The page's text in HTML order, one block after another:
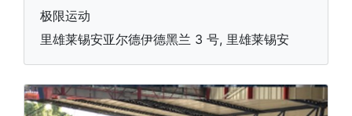
极限运动
里雄莱锡安亚尔德伊德黑兰 3 号, 里雄莱锡安